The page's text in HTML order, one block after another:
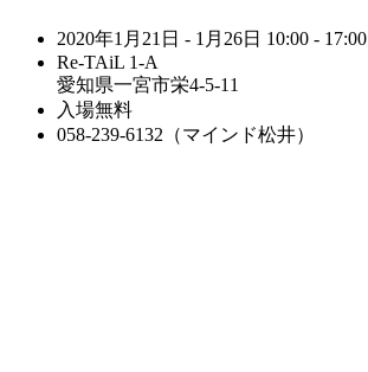
2020年1月21日 - 1月26日 10:00 - 17:00
Re-TAiL 1-A
愛知県一宮市栄4-5-11
入場無料
058-239-6132（マインド松井）